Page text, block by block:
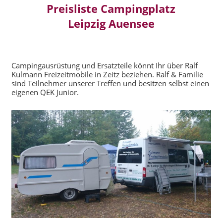
Preisliste Campingplatz
Leipzig Auensee
Campingausrüstung und Ersatzteile könnt Ihr über Ralf
Kulmann Freizeitmobile in Zeitz beziehen. Ralf & Familie
sind Teilnehmer unserer Treffen und besitzen selbst einen
eigenen QEK Junior.